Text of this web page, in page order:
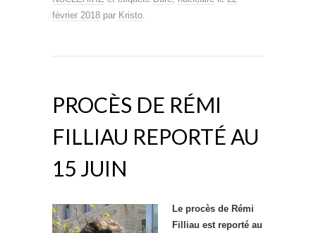
février 2018 par Kristo
PROCÈS DE RÉMI
FILLIAU REPORTÉ AU
15 JUIN
Le procès de Rémi
Filliau est reporté au